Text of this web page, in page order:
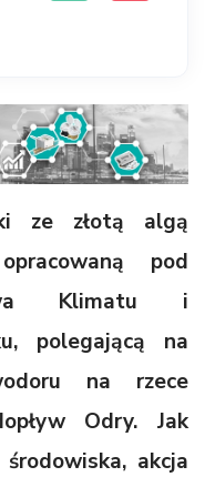
ze złotą algą
pod
Klimatu i
polegającą na
na rzece
Odry. Jak
akcja